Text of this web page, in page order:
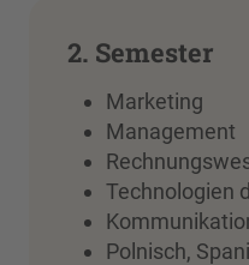
2. Semester
Marketing
Management
Technologien
Polnisch,